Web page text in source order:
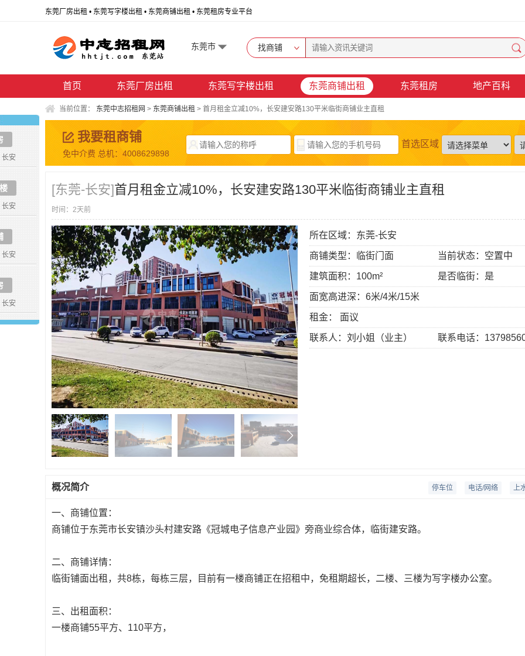
东莞厂房出租 • 东莞写字楼出租 • 东莞商铺出租 • 东莞租房专业平台
东莞市 找商铺
首页 东莞厂房出租 东莞写字楼出租 东莞商铺出租 东莞租房 地产百科
当前位置： 东莞中志招租网 > 东莞商铺出租 > 首月租金立减10%，长安建安路130平米临街商铺业主直租
我要租商铺
免中介费 总机：4008629898
首选区域
[东莞-长安]首月租金立减10%，长安建安路130平米临街商铺业主直租
时间：2天前
所在区域： 东莞-长安
商铺类型： 临街门面 当前状态： 空置中
建筑面积： 100m² 是否临街： 是
面宽高进深： 6米/4米/15米
租金： 面议
联系人： 刘小姐（业主） 联系电话：
概况简介 停车位 电话/网络 上
一、商铺位置：
商铺位于东莞市长安镇沙头村建安路《冠城电子信息产业园》旁商业综合体，临街建安路。
二、商铺详情：
临街铺面出租，共8栋，每栋三层，目前有一楼商铺正在招租中，免租期超长，二楼、三楼为写字楼办公室。
三、出租面积：
一楼商铺55平方、110平方，
长安
长安
长安
长安